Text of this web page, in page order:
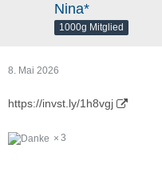
Nina*
1000g Mitglied
8. Mai 2026
https://invst.ly/1h8vgj
3